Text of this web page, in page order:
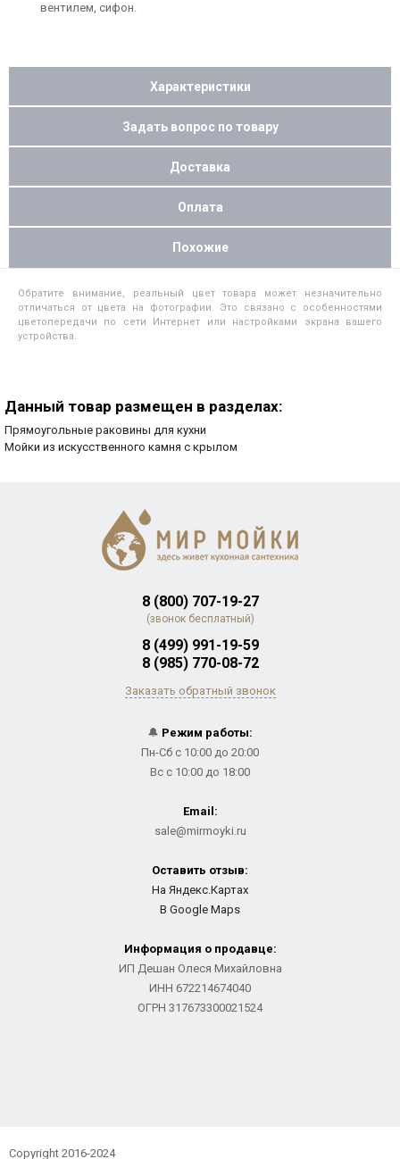
вентилем, сифон.
Характеристики
Задать вопрос по товару
Доставка
Оплата
Похожие
Обратите внимание, реальный цвет товара может незначительно
отличаться от цвета на фотографии. Это связано с особенностями
цветопередачи по сети Интернет или настройками экрана вашего
устройства.
Данный товар размещен в разделах:
Прямоугольные раковины для кухни
Мойки из искусственного камня с крылом
8 (800) 707-19-27
(звонок бесплатный)
8 (499) 991-19-59
8 (985) 770-08-72
Заказать обратный звонок
🔔 Режим работы:
Пн-Сб с 10:00 до 20:00
Вс с 10:00 до 18:00
Email:
sale@mirmoyki.ru
Оставить отзыв:
На Яндекс.Картах
В Google Maps
Информация о продавце:
ИП Дешан Олеся Михайловна
ИНН 672214674040
ОГРН 317673300021524
Copyright 2016-2024